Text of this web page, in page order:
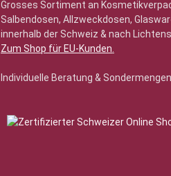
Grosses Sortiment an
Salbendosen, Allzweckdosen,
innerhalb der Schweiz & nach
Zum Shop für EU-Kunden
Individuelle Beratung & Sondermengen